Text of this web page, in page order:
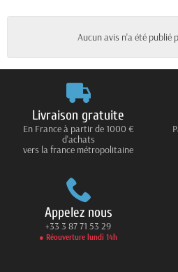
Aucun avis n'a été publié
Livraison gratuite
En France à partir de 1000 €
d'achats
vers la france métropolitaine
Appelez nous
+33 3 87 71 53 29
● Réouverture lundi 14h